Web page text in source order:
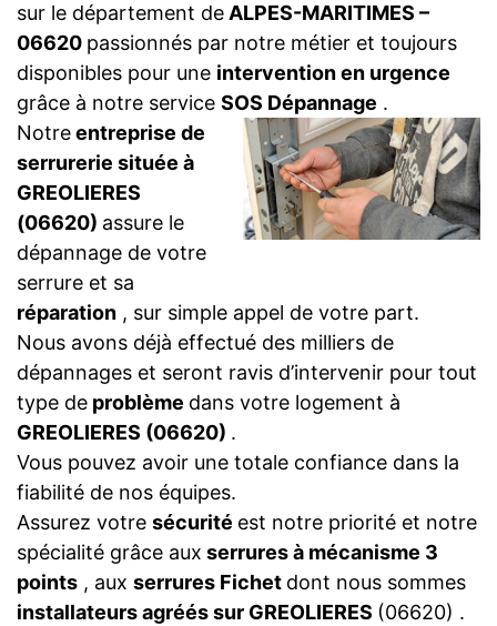
sur le département deALPES-MARITIMES –
06620 passionnés par notre métier et toujours
disponibles pour une intervention en urgence
grâce à notre service SOS Dépannage .
Notreentreprise de
serrurerie située à
GREOLIERES
(06620) assure le
dépannage de votre
serrure et sa
réparation , sur simple appel de votre part.
Nous avons déjà effectué des milliers de
dépannages et seront ravis d’intervenir pour tout
type de problème dans votre logement à
GREOLIERES (06620) .
Vous pouvez avoir une totale confiance dans la
fiabilité de nos équipes.
Assurez votre sécurité est notre priorité et notre
spécialité grâce aux serrures à mécanisme 3
points , aux serrures Fichet dont nous sommes
installateurs agréés sur GREOLIERES (06620) .